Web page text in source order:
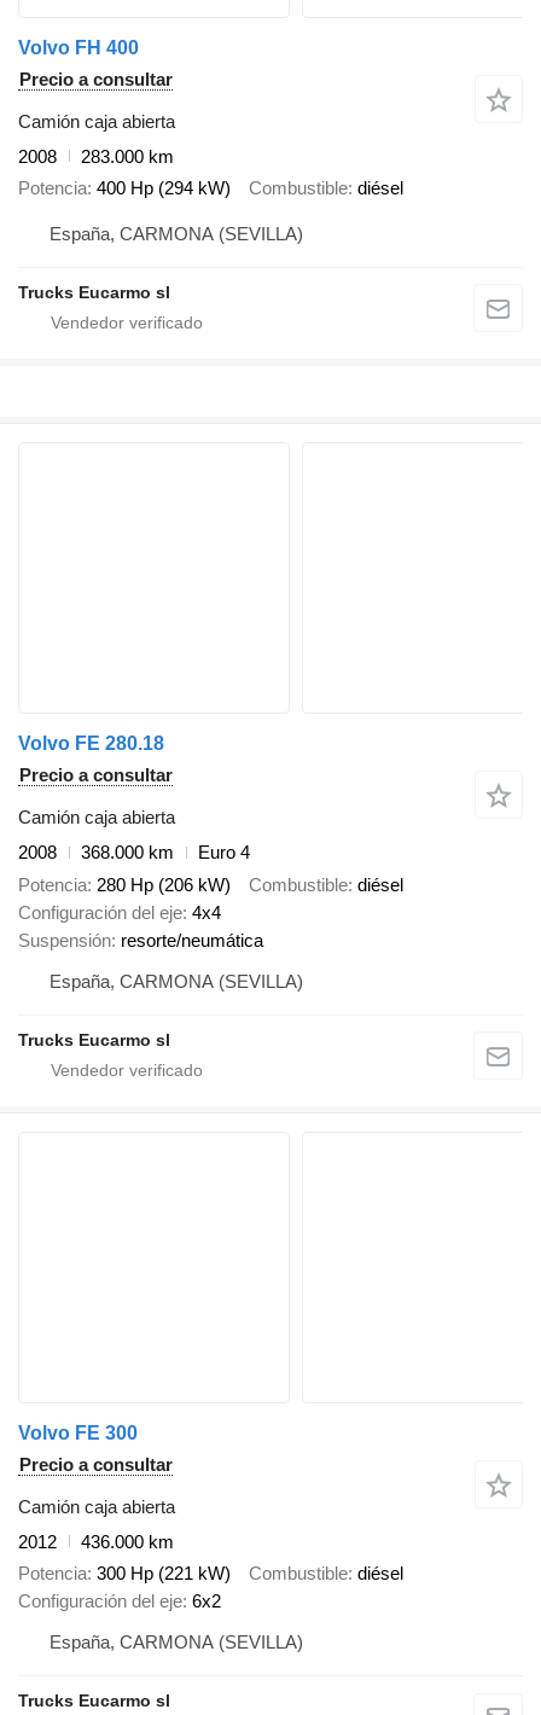
Volvo FH 400
Precio a consultar
Camión caja abierta
2008
283.000 km
Potencia 400 Hp (294 kW) Combustible diésel
España, CARMONA (SEVILLA)
Trucks Eucarmo sl
Volvo FE 280.18
Precio a consultar
Camión caja abierta
2008
368.000 km
Euro 4
Potencia 280 Hp (206 kW) Combustible diésel
Configuración del eje 4x4
Suspensión resorte/neumática
España, CARMONA (SEVILLA)
Trucks Eucarmo sl
Volvo FE 300
Precio a consultar
Camión caja abierta
2012
436.000 km
Potencia 300 Hp (221 kW) Combustible diésel
Configuración del eje 6x2
España, CARMONA (SEVILLA)
Trucks Eucarmo sl